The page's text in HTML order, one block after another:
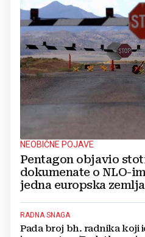
NEOBIČNE POJAVE
Pentagon objavio
dokumenate o NLO-
jedna europska zemlja
RADNA SNAGA
Pada broj bh. radnika koji